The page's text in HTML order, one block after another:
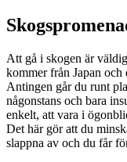
Att gå i skogen är
kommer från Japan
Antingen går du runt
någonstans och bara
enkelt, att vara i
Det här gör att du
slappna av och du får